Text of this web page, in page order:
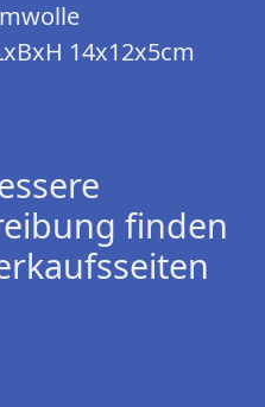
14x12x5cm
finden